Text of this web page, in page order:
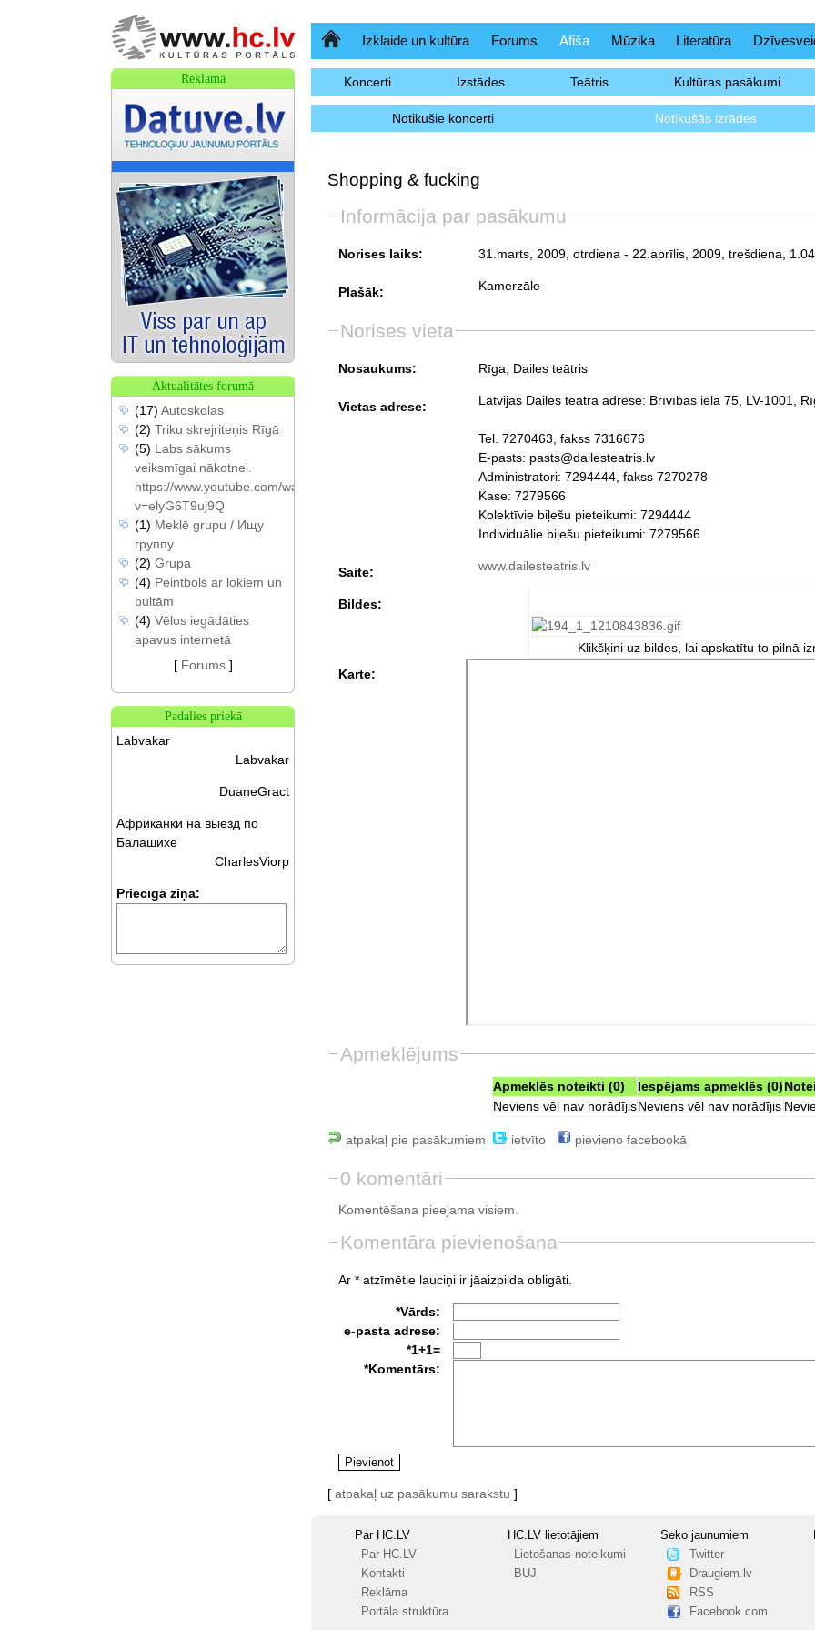
SākumlapaIzklaide un kultūra Forums Afiša Mūzika Literatūra
Koncerti Izstādes Teātris Kultūras pasākumi
Notikušie koncerti Notikušās izrādes
Shopping & fucking
Informācija par pasākumu
Norises laiks: 31.marts, 2009, otrdiena - 22.aprīlis, 2009, trešdiena
Plašāk: Kamerzāle
Norises vieta
Nosaukums: Rīga, Dailes teātris
Vietas adrese: Latvijas Dailes teātra adrese: Brīvības ielā 75, LV-1001,
Tel. 7270463, fakss 7316676
E-pasts: pasts@dailesteatris.lv
Administratori: 7294444, fakss 7270278
Kase: 7279566
Kolektīvie biļešu pieteikumi: 7294444
Individuālie biļešu pieteikumi: 7279566
Saite: www.dailesteatris.lv
Bildes:
Klikšķini uz bildes, lai apskatītu to pilnā
Karte:
Apmeklējums
Apmeklēs noteikti (0) Iespējams apmeklēs (0)
Neviens vēl nav norādījisNeviens vēl nav norādījis
atpakaļ pie pasākumiem ietvīto pievieno facebookā
0 komentāri
Komentēšana pieejama visiem.
Komentāra pievienošana
Ar * atzīmētie lauciņi ir jāaizpilda obligāti.
*Vārds:
e-pasta adrese:
*1+1=
*Komentārs:
[ atpakaļ uz pasākumu sarakstu ]
Par HC.LV
Par HC.LV
Kontakti
Reklāma
Portāla struktūra
HC.LV lietotājiem
Lietošanas noteikumi
BUJ
Seko jaunumiem
Twitter
Draugiem.lv
RSS
Facebook.com
Reklāma
Aktualitātes forumā
(17) Autoskolas
(2) Triku skrejriteņis Rīgā
(5) Labs sākums
veiksmīgai nākotnei.
https://www.youtube.com/watch?
v=elyG6T9uj9Q
(1) Meklē grupu / Ищу
группу
(2) Grupa
(4) Peintbols ar lokiem un
bultām
(4) Vēlos iegādāties
apavus internetā
[ Forums]
Padalies priekā
Labvakar
Labvakar
DuaneGract
Африканки на выезд по
Балашихе
CharlesViorp
Priecīgā ziņa: